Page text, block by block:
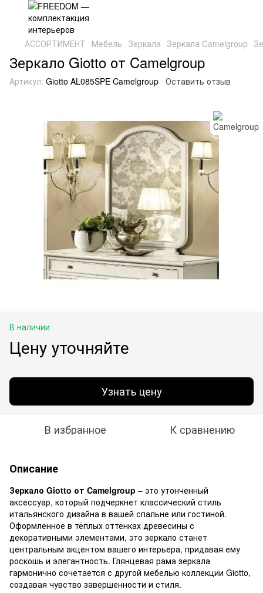
АССОРТИМЕНТ Мебель Зеркала Зеркала Camelgroup
Зеркало Giotto от Camelgroup
Артикул: Giotto AL085SPE Camelgroup Оставить отзыв
В наличии
Цену уточняйте
Узнать цену
В избранное К сравнению
Описание
Зеркало Giotto от Camelgroup – это утонченный
аксессуар, который подчеркнет классический стиль
итальянского дизайна в вашей спальне или гостиной.
Оформленное в тёплых оттенках древесины с
декоративными элементами, это зеркало станет
центральным акцентом вашего интерьера, придавая ему
роскошь и элегантность. Глянцевая рама зеркала
гармонично сочетается с другой мебелью коллекции Giotto,
создавая чувство завершенности и стиля.